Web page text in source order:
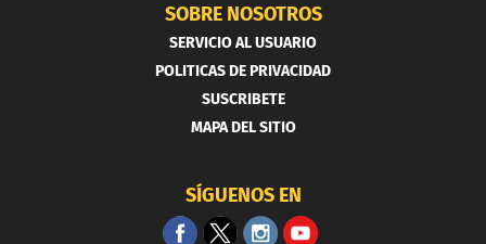
SOBRE NOSOTROS
SERVICIO AL USUARIO
POLITICAS DE PRIVACIDAD
SUSCRIBETE
MAPA DEL SITIO
SÍGUENOS EN